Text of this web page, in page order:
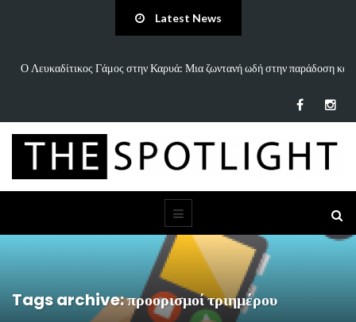
Latest News
παράδοση και «Άννα Είσαι Καλά;»: Το νέο τραγούδι του Δημήτρη
Tags archive: προορισμοί τριημέρου